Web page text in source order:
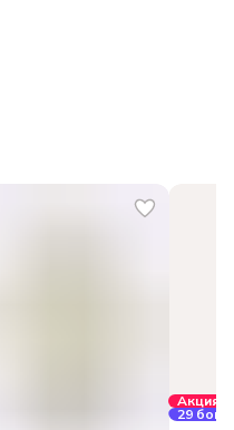
Акция
29